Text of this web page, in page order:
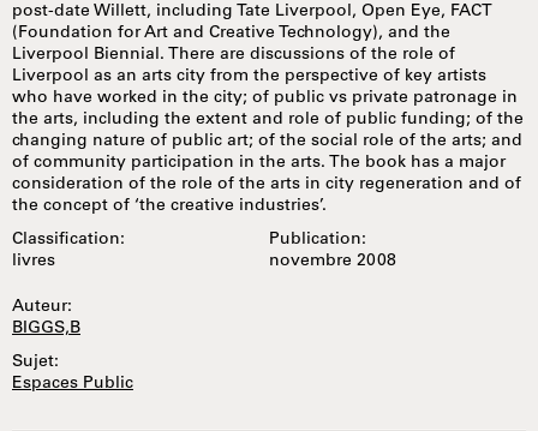
post-date Willett, including Tate Liverpool, Open Eye, FACT
(Foundation for Art and Creative Technology), and the
Liverpool Biennial. There are discussions of the role of
Liverpool as an arts city from the perspective of key artists
who have worked in the city; of public vs private patronage in
the arts, including the extent and role of public funding; of the
changing nature of public art; of the social role of the arts; and
of community participation in the arts. The book has a major
consideration of the role of the arts in city regeneration and of
the concept of ‘the creative industries’.
Classification:
livres
Publication:
novembre 2008
Auteur:
BIGGS,B
Sujet:
Espaces Public